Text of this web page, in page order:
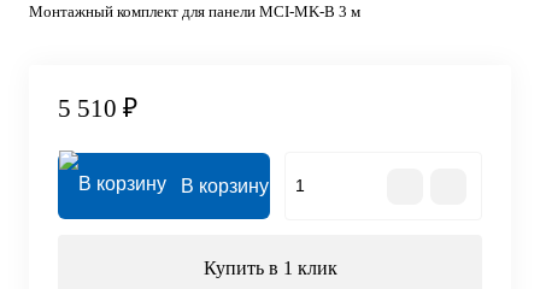
Монтажный комплект для панели MCI-MK-B 3 м
5 510 ₽
В корзину
Купить в 1 клик